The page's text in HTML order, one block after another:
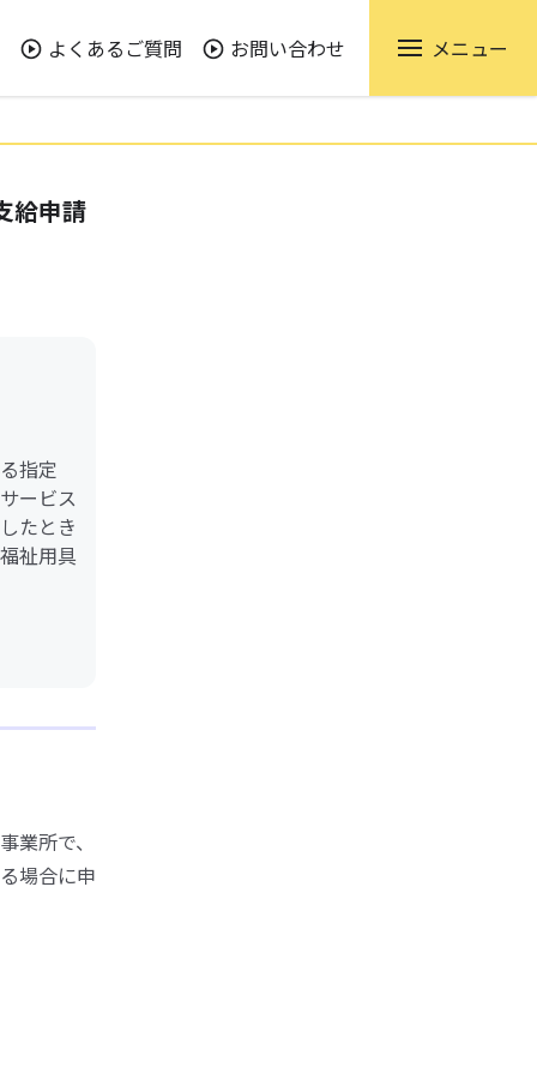
よくあるご質問 お問い合わせ メニュー
給申請
指定
ービス
たとき
祉用具
所で、
場合に申